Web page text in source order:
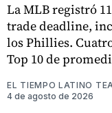
La MLB registró
trade deadline,
los Phillies.
Top 10 de
EL TIEMPO LATINO
4 de agosto de 2026